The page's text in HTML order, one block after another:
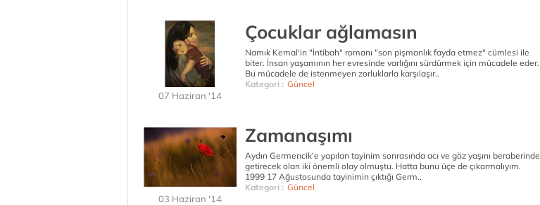
07 Haziran '14
Çocuklar ağlamasın
Namık Kemal'in "İntibah" romanı "son pişmanlık fayda etmez" cümlesi ile
biter. İnsan yaşamının her evresinde varlığını sürdürmek için mücadele eder.
Bu mücadele de istenmeyen zorluklarla karşılaşır..
Kategori : Güncel
03 Haziran '14
Zamanaşımı
Aydın Germencik'e yapılan tayinim sonrasında acı ve göz yaşını beraberinde
getirecek olan iki önemli olay olmuştu. Hatta bunu üçe de çıkarmalıyım.
1999 17 Ağustosunda tayinimin çıktığı Germ..
Kategori : Güncel